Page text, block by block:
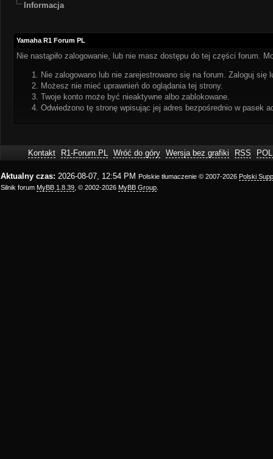
Informacja
Yamaha R1 Forum PL
Nie nastąpiło zalogowanie, lub nie masz dostępu do tej części forum.
Nie zalogowano lub nie zarejestrowano się na forum. Zaloguj się
Możesz nie mieć uprawnień do oglądania tej strony.
Twoje konto może być nieaktywne albo zablokowane.
Odwiedzono tę stronę wpisując jej adres bezpośrednio w pasek
Kontakt R1-Forum.PL Wróć do góry Wersja bez grafiki RSS
Aktualny czas: 2026-08-07, 12:54 PM Polskie tłumaczenie © 2007-2026 Polski
Silnik forum MyBB 1.8.39 , © 2002-2026 MyBB Group